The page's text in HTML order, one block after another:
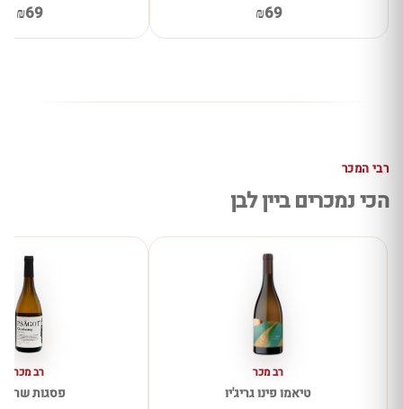
₪69
₪69
רבי המכר
הכי נמכרים ביין לבן
רב מכר
טיאמו פינו גריג'יו
רב מכר
פסגות